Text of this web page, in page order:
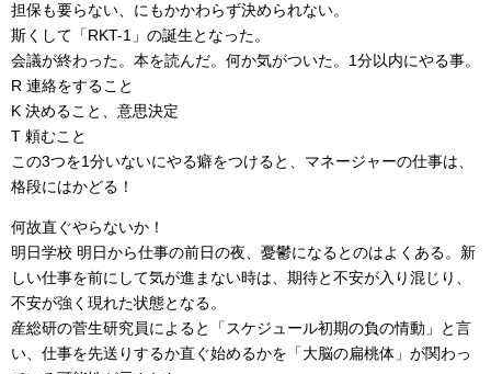
担保も要らない、にもかかわらず決められない。
斯くして「RKT-1」の誕生となった。
会議が終わった。本を読んだ。何か気がついた。1分以内にやる事。
R 連絡をすること
K 決めること、意思決定
T 頼むこと
この3つを1分いないにやる癖をつけると、マネージャーの仕事は、
格段にはかどる！
何故直ぐやらないか！
明日学校 明日から仕事の前日の夜、憂鬱になるとのはよくある。新
しい仕事を前にして気が進まない時は、期待と不安が入り混じり、
不安が強く現れた状態となる。
産総研の菅生研究員によると「スケジュール初期の負の情動」と言
い、仕事を先送りするか直ぐ始めるかを「大脳の扁桃体」が関わっ